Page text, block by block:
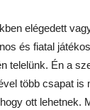
elégedett
és fiatal
telelünk. Én a
több csapat is
ott lehetnek.